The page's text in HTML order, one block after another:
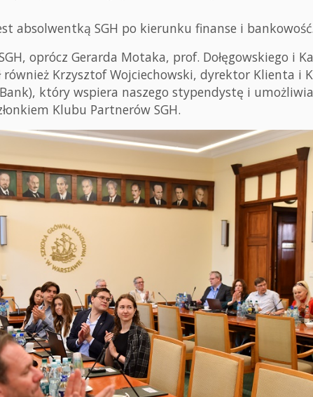
absolwentką SGH po kierunku finanse i bankowość.
oprócz Gerarda Motaka, prof. Dołęgowskiego i
również Krzysztof Wojciechowski, dyrektor Klienta i
który wspiera naszego stypendystę i
Klubu Partnerów SGH.